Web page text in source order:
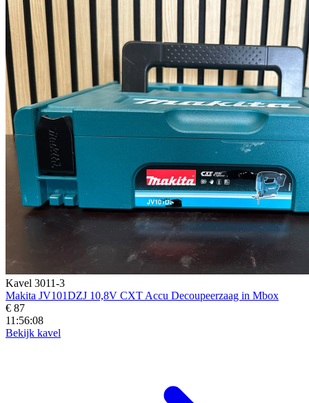
Kavel 3011-3
Makita JV101DZJ 10,8V CXT Accu Decoupeerzaag in Mbox
€ 87
11:56:06
Bekijk kavel